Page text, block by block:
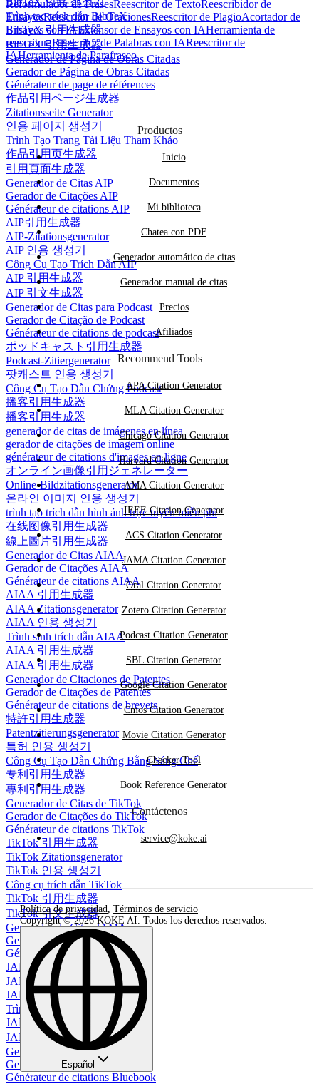
Trình tạo trích dẫn BibTeX
BibTeX 引用生成器
BibTeX 引用生成器
Generador de Página de Obras Citadas
Gerador de Página de Obras Citadas
Générateur de page de références
作品引用ページ生成器
Zitationsseite Generator
인용 페이지 생성기
Trình Tạo Trang Tài Liệu Tham Khảo
作品引用页生成器
引用頁面生成器
Generador de Citas AIP
Gerador de Citações AIP
Générateur de citations AIP
AIP引用生成器
AIP-Zitationsgenerator
AIP 인용 생성기
Công Cụ Tạo Trích Dẫn AIP
AIP 引用生成器
AIP 引文生成器
Generador de Citas para Podcast
Gerador de Citação de Podcast
Générateur de citations de podcast
ポッドキャスト引用生成器
Podcast-Zitiergenerator
팟캐스트 인용 생성기
Công Cụ Tạo Dẫn Chứng Podcast
播客引用生成器
播客引用生成器
generador de citas de imágenes en línea
gerador de citações de imagem online
générateur de citations d'images en ligne
オンライン画像引用ジェネレーター
Online-Bildzitationsgenerator
온라인 이미지 인용 생성기
trình tạo trích dẫn hình ảnh trực tuyến miễn phí
在线图像引用生成器
線上圖片引用生成器
Generador de Citas AIAA
Gerador de Citações AIAA
Générateur de citations AIAA
AIAA 引用生成器
AIAA Zitationsgenerator
AIAA 인용 생성기
Trình sinh trích dẫn AIAA
AIAA 引用生成器
AIAA 引用生成器
Generador de Citaciones de Patentes
Gerador de Citações de Patentes
Générateur de citations de brevets
特許引用生成器
Patentzitierungsgenerator
특허 인용 생성기
Công Cụ Tạo Dẫn Chứng Bằng Sáng Chế
专利引用生成器
專利引用生成器
Generador de Citas de TikTok
Gerador de Citações do TikTok
Générateur de citations TikTok
TikTok 引用生成器
TikTok Zitationsgenerator
TikTok 인용 생성기
Công cụ trích dẫn TikTok
TikTok 引用生成器
TikTok 引文生成器
Generador de Citas JAMA
Gerador de Citações JAMA
Générateur de citations JAMA
JAMA引用生成器
JAMA Zitationsgenerator
JAMA 인용 생성기
Trình tạo trích dẫn JAMA
JAMA 引用生成器
JAMA 引用生成器
Generador de Citas Bluebook
Gerador de Citações Bluebook
Générateur de citations Bluebook
Reformulador de FrasesReescritor de TextoReescribidor de
EnsayosReescritor de OracionesReescritor de PlagioAcortador de
Ensayos con IAExtensor de Ensayos con IAHerramienta de
reescrituraReescritor de Palabras con IAReescritor de
IAHerramienta de Parafraseo
Productos
Inicio
Documentos
Mi biblioteca
Chatea con PDF
Generador automático de citas
Generador manual de citas
Precios
Afiliados
Recommend Tools
APA Citation Generator
MLA Citation Generator
Chicago Citation Generator
Harvard Citation Generator
AMA Citation Generator
IEEE Citation Generator
ACS Citation Generator
JAMA Citation Generator
Oral Citation Generator
Zotero Citation Generator
Podcast Citation Generator
SBL Citation Generator
Google Citation Generator
Cmos Citation Generator
Movie Citation Generator
Checker Tool
Book Reference Generator
Contáctenos
service@koke.ai
Política de privacidad, Términos de servicio
Copyright © 2026 KOKE AI. Todos los derechos reservados.
Español